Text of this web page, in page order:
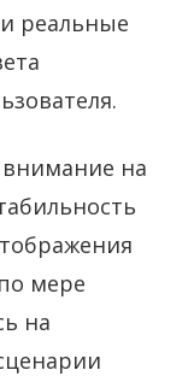
реальные
на
мере
на